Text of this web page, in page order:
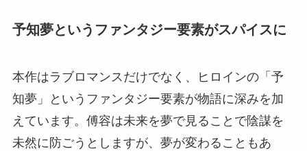
予知夢というファンタジー要素がスパイスに
本作はラブロマンスだけでなく、ヒロインの「予
知夢」というファンタジー要素が物語に深みを加
えています。傅容は未来を夢で見ることで陰謀を
未然に防ごうとしますが、夢が変わることもあ